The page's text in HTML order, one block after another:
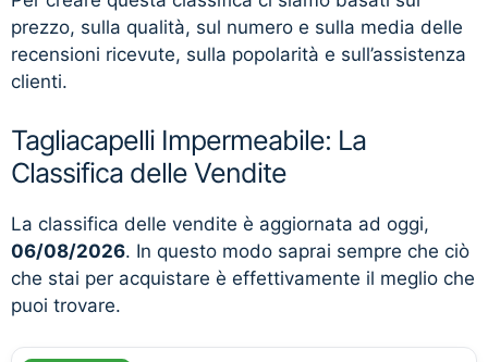
prezzo, sulla qualità, sul numero e sulla media delle
recensioni ricevute, sulla popolarità e sull’assistenza
clienti.
Tagliacapelli Impermeabile: La
Classifica delle Vendite
La classifica delle vendite è aggiornata ad oggi,
06/08/2026. In questo modo saprai sempre che ciò
che stai per acquistare è effettivamente il meglio che
puoi trovare.